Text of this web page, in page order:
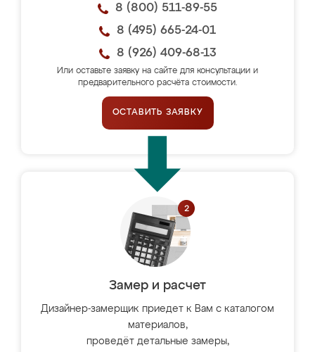
8 (800) 511-89-55
8 (495) 665-24-01
8 (926) 409-68-13
Или оставьте заявку на сайте для консультации и
предварительного расчёта стоимости.
ОСТАВИТЬ ЗАЯВКУ
Замер и расчет
Дизайнер-замерщик приедет к Вам с каталогом
материалов,
проведёт детальные замеры,